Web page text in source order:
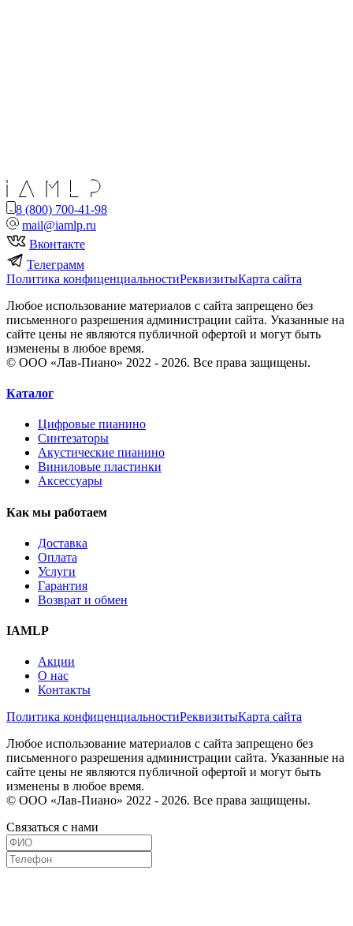
8 (800) 700-41-98
mail@iamlp.ru
Вконтакте
Телеграмм
Политика конфиценциальностиРеквизитыКарта сайта
Любое использование материалов с сайта запрещено без
письменного разрешения администрации сайта. Указанные на
сайте цены не являются публичной офертой и могут быть
изменены в любое время.
© ООО «Лав-Пиано» 2022 - 2026. Все права защищены.
Каталог
Цифровые пианино
Синтезаторы
Акустические пианино
Виниловые пластинки
Аксессуары
Как мы работаем
Доставка
Оплата
Услуги
Гарантия
Возврат и обмен
IAMLP
Акции
О нас
Контакты
Политика конфиценциальностиРеквизитыКарта сайта
Любое использование материалов с сайта запрещено без
письменного разрешения администрации сайта. Указанные на
сайте цены не являются публичной офертой и могут быть
изменены в любое время.
© ООО «Лав-Пиано» 2022 - 2026. Все права защищены.
Связаться с нами